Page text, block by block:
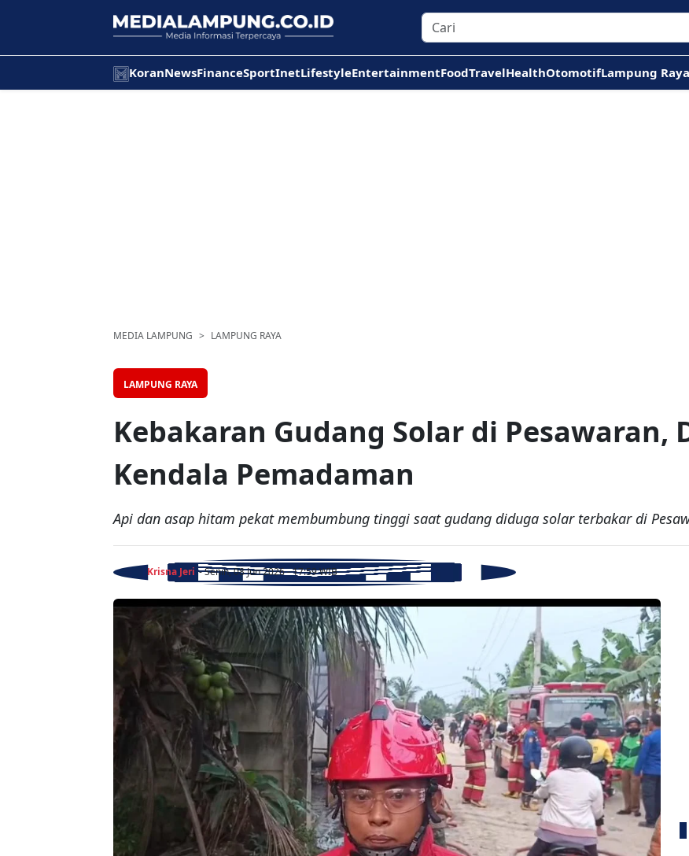
KoranNewsFinanceSportInetLifestyleEntertainmentFoodTravelHealthOtomotifLampung Raya
MEDIA LAMPUNG LAMPUNG RAYA
LAMPUNG RAYA
Kebakaran Gudang Solar di Pesawaran,
Kendala Pemadaman
Api dan asap hitam pekat membumbung tinggi saat gudang diduga solar terbakar di
Krisna Jeri - Senin, 08 Jun 2026 - 17:59 WIB